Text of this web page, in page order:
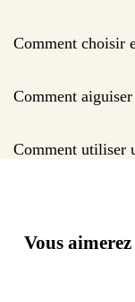
Comment choisir
Comment
Comment utiliser
Vous aimerez